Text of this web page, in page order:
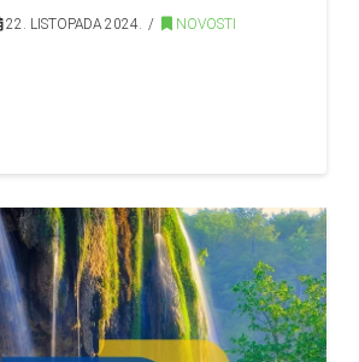
22. LISTOPADA 2024. NOVOSTI